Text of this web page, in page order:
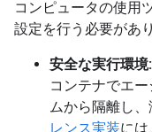
コンピュータの使用
設定を行う必要があ
安全な実行環境:
コンテナでエ
ムから隔離し、
レンス実装に